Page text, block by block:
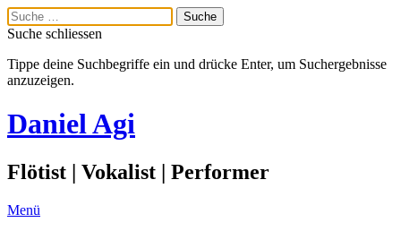
Suche schliessen
Tippe deine Suchbegriffe ein und drücke Enter, um Suchergebnisse
anzuzeigen.
Daniel Agi
Flötist | Vokalist | Performer
Menü